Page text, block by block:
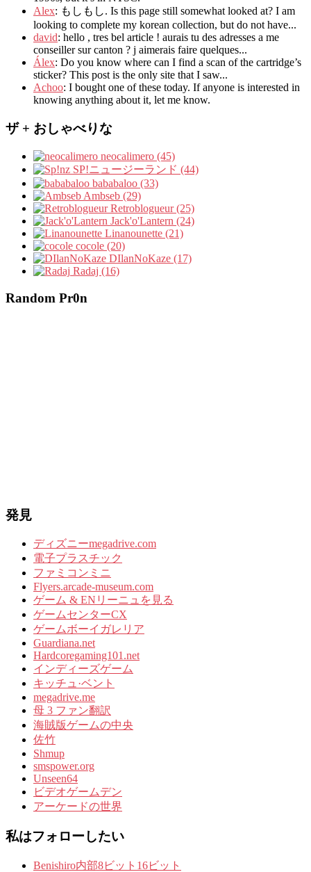
Alex: もしもし. Is this page still somewhat looked at? I am
looking to complete my korean collection, but do not have...
david: hello , tres bel article ! aurais tu des adresses a me
conseiller sur canton ? j aimerais faire quelques...
Álex: Do you know where can I find a scan of the cartridge’s
sticker? This post is the only site that I saw...
Achoo: I bought one of these today. If anyone is interested in
knowing anything about it, let me know.
ザ + おしゃべりな
neocalimero (45)
SP!ニュージーランド (44)
bababaloo (33)
Ambseb (29)
Retroblogueur (25)
Jack'o'Lantern (24)
Linanounette (21)
cocole (20)
DIlanNoKaze (17)
Radaj (16)
Random Pr0n
発見
ディズニーmegadrive.com
電子プラスチック
ファミコンミニ
Flyers.arcade-museum.com
ゲーム & ENリーニュを見る
ゲームセンターCX
ゲームボーイガレリア
Guardiana.net
Hardcoregaming101.net
インディーズゲーム
キッチュ·ベント
megadrive.me
母 3 ファン翻訳
海賊版ゲームの中央
佐竹
Shmup
smspower.org
Unseen64
ビデオゲームデン
アーケードの世界
私はフォローしたい
Benishiro内部8ビット16ビット